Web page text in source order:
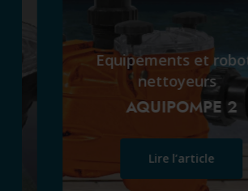
Equipements et
nettoyeurs
AQUIPOMPE 2
Lire l’article